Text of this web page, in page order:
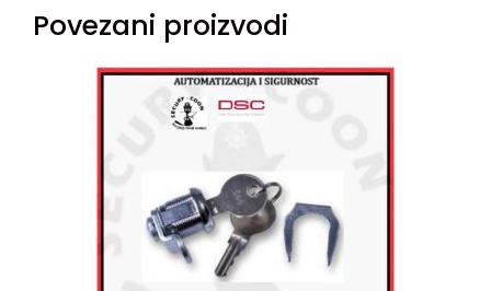
Povezani proizvodi